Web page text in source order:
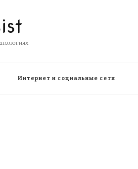
Интернет и социальные сети